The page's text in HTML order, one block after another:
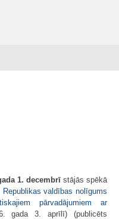
1. decembrīstājās spēkā
valdības nolīgums
pārvadājumiem ar
gada 3. aprīlī) (publicēts